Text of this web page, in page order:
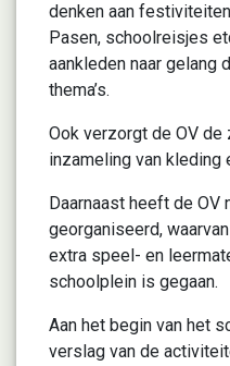
denken aan
Pasen, schoolreisjes
aankleden naar gelang
thema’s.
Ook verzorgt de OV de
inzameling van kleding
Daarnaast heeft de OV
georganiseerd,
extra speel- en
schoolplein is gegaan.
Aan het begin van het
verslag van de